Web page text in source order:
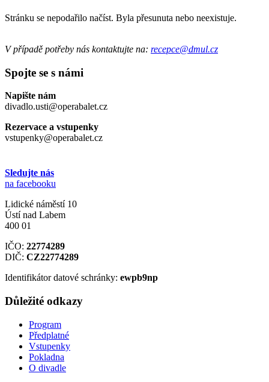
Stránku se nepodařilo načíst. Byla přesunuta nebo neexistuje.
V případě potřeby nás kontaktujte na: recepce@dmul.cz
Spojte se s námi
Napište nám
divadlo.usti@operabalet.cz
Rezervace a vstupenky
vstupenky@operabalet.cz
Sledujte nás
na facebooku
Lidické náměstí 10
Ústí nad Labem
400 01
IČO: 22774289
DIČ: CZ22774289
Identifikátor datové schránky: ewpb9np
Důležité odkazy
Program
Předplatné
Vstupenky
Pokladna
O divadle